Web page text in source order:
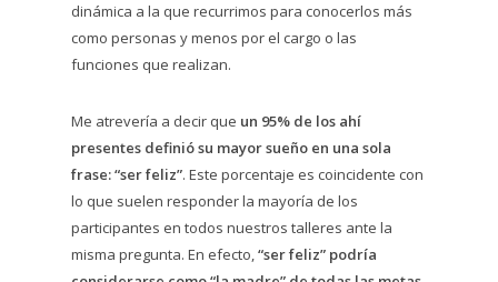
dinámica a la que recurrimos para conocerlos más
como personas y menos por el cargo o las
funciones que realizan.
Me atrevería a decir que un 95% de los ahí
presentes definió su mayor sueño en una sola
frase: “ser feliz”. Este porcentaje es coincidente con
lo que suelen responder la mayoría de los
participantes en todos nuestros talleres ante la
misma pregunta. En efecto,“ser feliz” podría